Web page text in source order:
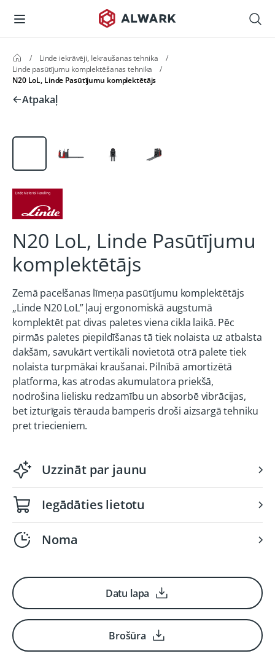
/ Linde iekrāvēji, Iekraušanas tehnika
/
Linde pasūtījumu komplektēšanas tehnika
/
N20 LoL, Linde Pasūtījumu komplektētājs
Atpakaļ
N20 LoL, Linde Pasūtījumu
komplektētājs
Zemā pacelšanas līmeņa pasūtījumu komplektētājs
„Linde N20 LoL” ļauj ergonomiskā augstumā
komplektēt pat divas paletes viena cikla laikā. Pēc
pirmās paletes piepildīšanas tā tiek nolaista uz atbalsta
dakšām, savukārt vertikāli novietotā otrā palete tiek
nolaista turpmākai kraušanai. Pilnībā amortizētā
platforma, kas atrodas akumulatora priekšā,
nodrošina lielisku redzamību un absorbē vibrācijas,
bet izturīgais tērauda bamperis droši aizsargā tehniku
pret triecieniem.
Uzzināt par jaunu
Iegādāties lietotu
Noma
Datu lapa
Brošūra